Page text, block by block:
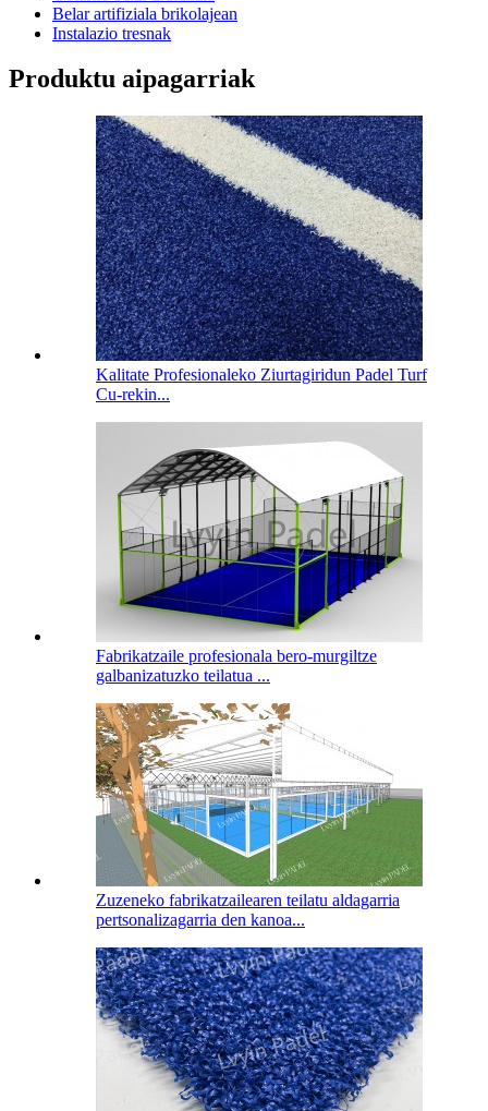
Belar artifiziala brikolajean
Instalazio tresnak
Produktu aipagarriak
Kalitate Profesionaleko Ziurtagiridun Padel Turf
Cu-rekin...
Fabrikatzaile profesionala bero-murgiltze
galbanizatuzko teilatua ...
Zuzeneko fabrikatzailearen teilatu aldagarria
pertsonalizagarria den kanoa...